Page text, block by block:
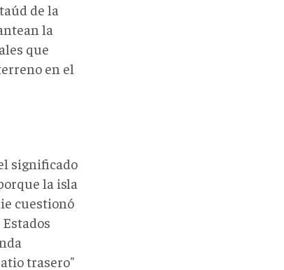
de la
la
que
en el
significado
la isla
cuestionó
trasero"